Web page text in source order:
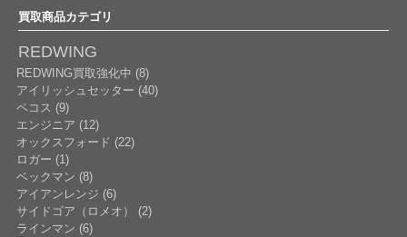
買取商品カテゴリ
REDWING
REDWING買取強化中 (8)
アイリッシュセッター (40)
ペコス (9)
エンジニア (12)
オックスフォード (22)
ロガー (1)
ベックマン (8)
アイアンレンジ (6)
サイドゴア（ロメオ） (2)
ラインマン (6)